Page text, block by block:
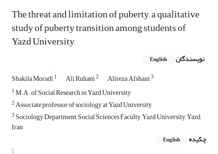
The threat and limitation of puberty, a qualitative
study of puberty transition among students of
Yazd University
نویسندگان English
Shakila Moradi1 Ali Ruhani2 Alireza Afshani3
1M.A. of Social Research in Yazd University
2Associate professor of sociology at Yazd University
3 Sociology Department, Social Sciences Faculty, Yazd University, Yazd,
Iran
چکیده
English